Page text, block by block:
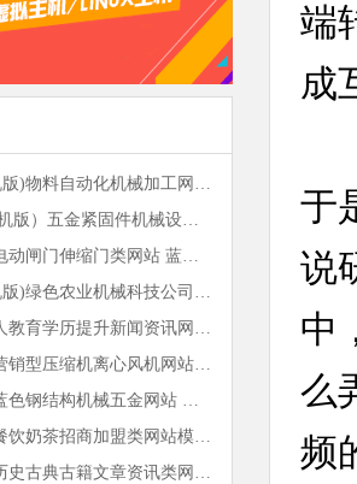
(自适应手机版)物料自动化机械加工网站模板 html5营销型机械设备网站...
（自适应手机版）五金紧固件机械设备类网站 蓝色HTML5五金配件加工类网站...
(带手机端)电动闸门伸缩门类网站 蓝色自动伸缩门网站...
(自适应手机版)绿色农业机械科技公司网站 html5农机农具设备研发网站...
(电脑版)成人教育学历提升新闻资讯网站 成人高考自考招生类网站...
(带手机端)营销型压缩机离心风机网站模板 红色机械设备网站源码...
(带手机端)蓝色钢结构机械五金网站 营销型工程建筑基建网站...
(带手机端)餐饮奶茶招商加盟类网站模板 美食小吃加盟网站源码...
(带手机端)历史古典古籍文章资讯类网站 宽屏大气复古资讯网站...
端
成
于
说
中
么
频